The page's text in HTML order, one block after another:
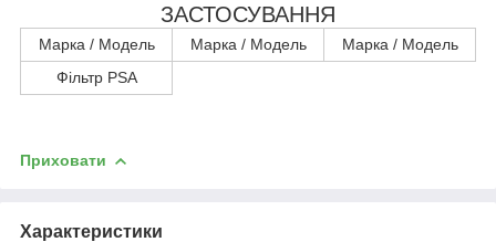
ЗАСТОСУВАННЯ
Марка / Модель Марка / Модель
Марка / Модель
Фільтр PSA
Приховати
Характеристики